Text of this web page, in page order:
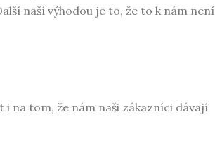
naší výhodou je to, že to k nám není
na tom, že nám naši zákazníci dávají